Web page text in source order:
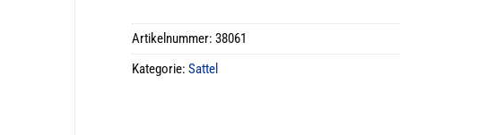
Artikelnummer:38061
Kategorie:Sattel